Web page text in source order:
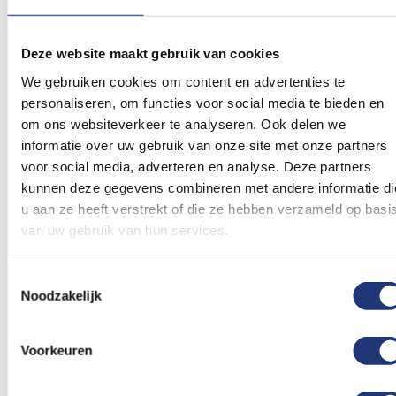
Deze website maakt gebruik van cookies
We gebruiken cookies om content en advertenties te
personaliseren, om functies voor social media te bieden en
om ons websiteverkeer te analyseren. Ook delen we
informatie over uw gebruik van onze site met onze partners
voor social media, adverteren en analyse. Deze partners
kunnen deze gegevens combineren met andere informatie
u aan ze heeft verstrekt of die ze hebben verzameld op
van uw gebruik van hun services.
Noodzakelijk
Voorkeuren
Spunpoly 165gr/m2 30x45cm
30x45cm
Excl. BTW
Voor 16:00 besteld, dezelfde
dag verzonden
In winkelmand
30x45cm
30x45cm
Excl. BTW
Voor 16:00 besteld, dezelfde
dag verzonden
In winkelmand
Voeg
toe
aan
verlanglijst
30x45cm
Voeg
toe
aan